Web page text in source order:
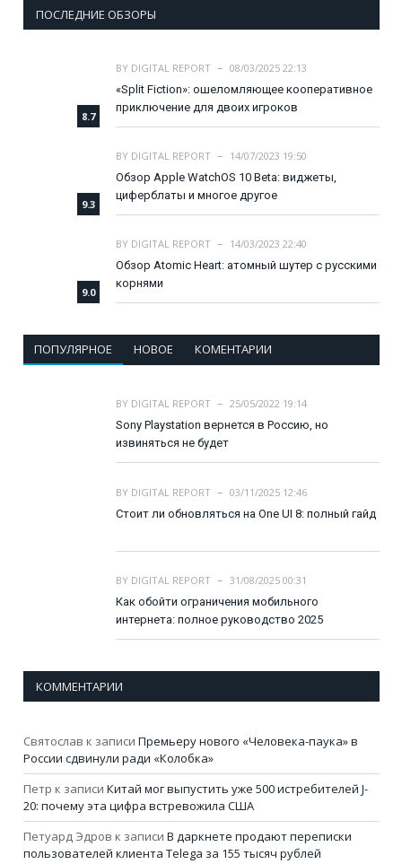
ПОСЛЕДНИЕ ОБЗОРЫ
8.7
BY DIGITAL REPORT
08/03/2025 22:13
«Split Fiction»: ошеломляющее кооперативное
приключение для двоих игроков
9.3
BY DIGITAL REPORT
14/07/2023 19:50
Обзор Apple WatchOS 10 Beta: виджеты,
циферблаты и многое другое
9.0
BY DIGITAL REPORT
14/03/2023 22:40
Обзор Atomic Heart: атомный шутер с русскими
корнями
ПОПУЛЯРНОЕ НОВОЕ КОМЕНТАРИИ
BY DIGITAL REPORT
25/05/2022 19:14
Sony Playstation вернется в Россию, но
извиняться не будет
BY DIGITAL REPORT
03/11/2025 12:46
Стоит ли обновляться на One UI 8: полный гайд
BY DIGITAL REPORT
31/08/2025 00:31
Как обойти ограничения мобильного
интернета: полное руководство 2025
КОММЕНТАРИИ
Святослав к записи Премьеру нового «Человека-паука» в
России сдвинули ради «Колобка»
Петр к записи Китай мог выпустить уже 500 истребителей J-
20: почему эта цифра встревожила США
Петуард Эдров к записи В даркнете продают переписки
пользователей клиента Telega за 155 тысяч рублей